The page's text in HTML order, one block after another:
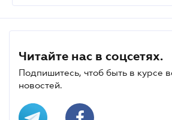
Читайте нас в соцсетях.
Подпишитесь, чтоб быть в курсе
новостей.